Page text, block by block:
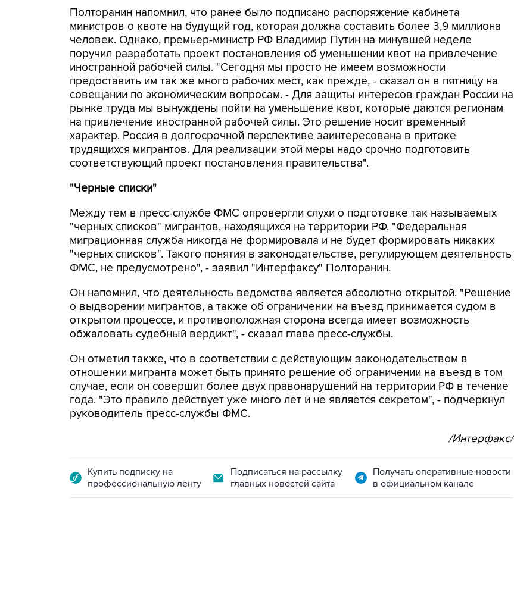
Полторанин напомнил, что ранее было подписано распоряжение кабинета
министров о квоте на будущий год, которая должна составить более 3,9 миллиона
человек. Однако, премьер-министр РФ Владимир Путин на минувшей неделе
поручил разработать проект постановления об уменьшении квот на привлечение
иностранной рабочей силы. "Сегодня мы просто не имеем возможности
предоставить им так же много рабочих мест, как прежде, - сказал он в пятницу на
совещании по экономическим вопросам. - Для защиты интересов граждан России на
рынке труда мы вынуждены пойти на уменьшение квот, которые даются регионам
на привлечение иностранной рабочей силы. Это решение носит временный
характер. Россия в долгосрочной перспективе заинтересована в притоке
трудящихся мигрантов. Для реализации этой меры надо срочно подготовить
соответствующий проект постановления правительства".
"Черные списки"
Между тем в пресс-службе ФМС опровергли слухи о подготовке так называемых
"черных списков" мигрантов, находящихся на территории РФ. "Федеральная
миграционная служба никогда не формировала и не будет формировать никаких
"черных списков". Такого понятия в законодательстве, регулирующем деятельность
ФМС, не предусмотрено", - заявил "Интерфаксу" Полторанин.
Он напомнил, что деятельность ведомства является абсолютно открытой. "Решение
о выдворении мигрантов, а также об ограничении на въезд принимается судом в
открытом процессе, и противоположная сторона всегда имеет возможность
обжаловать судебный вердикт", - сказал глава пресс-службы.
Он отметил также, что в соответствии с действующим законодательством в
отношении мигранта может быть принято решение об ограничении на въезд в том
случае, если он совершит более двух правонарушений на территории РФ в течение
года. "Это правило действует уже много лет и не является секретом", - подчеркнул
руководитель пресс-службы ФМС.
/Интерфакс/
Купить подписку на
профессиональную ленту
Подписаться на рассылку
главных новостей сайта
Получать оперативные новости
в официальном канале